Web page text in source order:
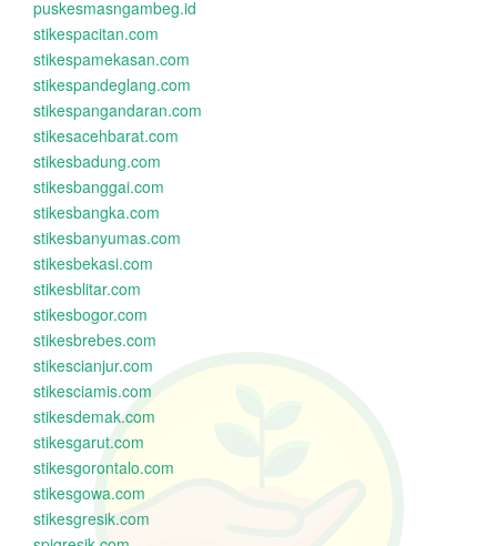
puskesmasngambeg.id
stikespacitan.com
stikespamekasan.com
stikespandeglang.com
stikespangandaran.com
stikesacehbarat.com
stikesbadung.com
stikesbanggai.com
stikesbangka.com
stikesbanyumas.com
stikesbekasi.com
stikesblitar.com
stikesbogor.com
stikesbrebes.com
stikescianjur.com
stikesciamis.com
stikesdemak.com
stikesgarut.com
stikesgorontalo.com
stikesgowa.com
stikesgresik.com